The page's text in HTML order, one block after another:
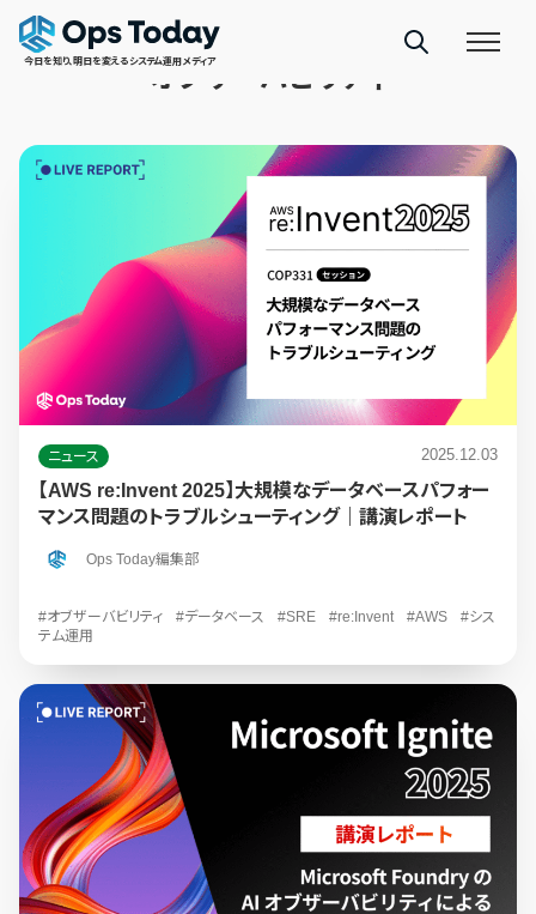
今日を知り、明日を変えるシステム運用メディアオブザーバビリティ
ニュース 2025.12.03
【AWS re:Invent 2025】大規模なデータベースパフォー
マンス問題のトラブルシューティング｜講演レポート
Ops Today編集部
#オブザーバビリティ #データベース #SRE #re:Invent #AWS
#シス
テム運用